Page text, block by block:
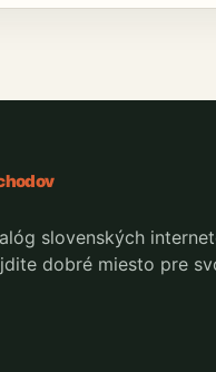
slovenských
dobré miesto pre